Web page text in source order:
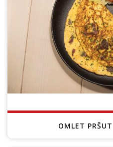
OMLET